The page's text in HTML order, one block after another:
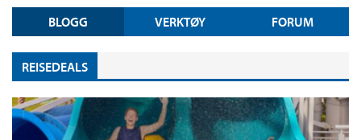
BLOGG VERKTØY FORUM
REISEDEALS